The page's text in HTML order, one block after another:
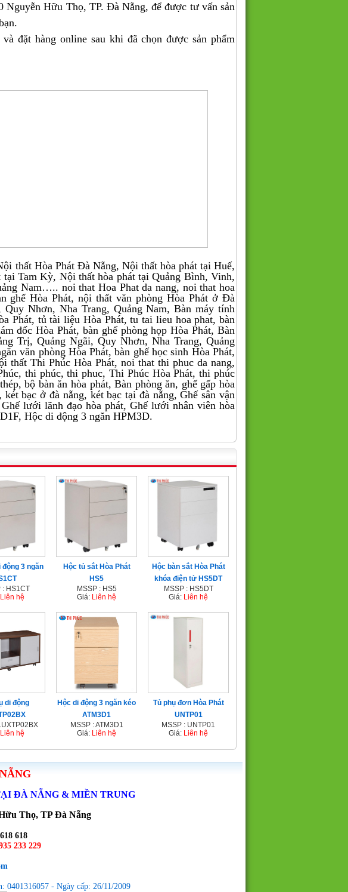
Hữu Thọ, TP. Đà Nẵng, để được tư vấn sản
và đặt hàng online sau khi đã chọn được sản phẩm
thất Hòa Phát Đà Nẵng, Nội thất hòa phát tại Huế,
Tam Kỳ, Nội thất hòa phát tại Quảng Bình, Vinh,
Nam….. noi that Hoa Phat da nang, noi that hoa
ghế Hòa Phát, nội thất văn phòng Hòa Phát ở Đà
Nhơn, Nha Trang, Quảng Nam, Bàn máy tính
Phát, tủ tài liệu Hòa Phát, tu tai lieu hoa phat, bàn
đốc Hòa Phát, bàn ghế phòng họp Hòa Phát, Bàn
Trị, Quảng Ngãi, Quy Nhơn, Nha Trang, Quảng
văn phòng Hòa Phát, bàn ghế học sinh Hòa Phát,
thất Thi Phúc Hòa Phát, noi that thi phuc da nang,
thi phúc, thi phuc, Thi Phúc Hòa Phát, thi phúc
bộ bàn ăn hòa phát, Bàn phòng ăn, ghế gấp hòa
bạc ở đà nẵng, két bạc tại đà nẵng, Ghế sân vận
lưới lãnh đạo hòa phát, Ghế lưới nhân viên hòa
Hộc di động 3 ngăn HPM3D.
động 3 ngăn
: HS1CT
Liên hệ
Hộc tủ sắt Hòa Phát
HS5
MSSP : HS5
Giá: Liên hệ
Hộc bàn sắt Hòa Phát
khóa điện tử HS5DT
MSSP : HS5DT
Giá: Liên hệ
di động
Liên hệ
Hộc di động 3 ngăn kéo
ATM3D1
MSSP : ATM3D1
Giá: Liên hệ
Tủ phụ đơn Hòa Phát
UNTP01
MSSP : UNTP01
Giá: Liên hệ
ĐÀ NẴNG & MIỀN TRUNG
Thọ, TP Đà Nẵng
618
233 229
0401316057 - Ngày cấp: 26/11/2009